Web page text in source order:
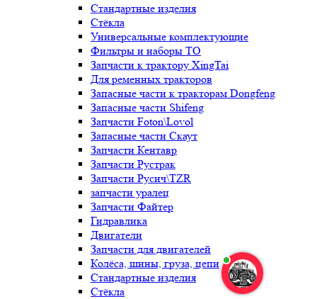
Стандартные изделия
Стёкла
Универсальные комплектующие
Фильтры и наборы ТО
Запчасти к трактору XingTai
Для ременных тракторов
Запасные части к тракторам Dongfeng
Запасные части Shifeng
Запчасти Foton\Lovol
Запасные части Скаут
Запчасти Кентавр
Запчасти Рустрак
Запчасти Русич\TZR
запчасти уралец
Запчасти Файтер
Гидравлика
Двигатели
Запчасти для двигателей
Колёса, шины, груза, цепи
Стандартные изделия
Стёкла